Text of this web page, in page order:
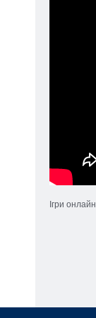
Ігри онлайн